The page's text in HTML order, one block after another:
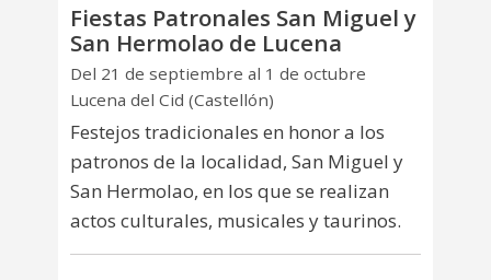
Fiestas Patronales San Miguel y
San Hermolao de Lucena
Del 21 de septiembre al 1 de octubre
Lucena del Cid (Castellón)
Festejos tradicionales en honor a los
patronos de la localidad, San Miguel y
San Hermolao, en los que se realizan
actos culturales, musicales y taurinos.